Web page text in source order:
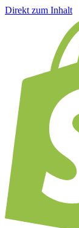
Direkt zum Inhalt